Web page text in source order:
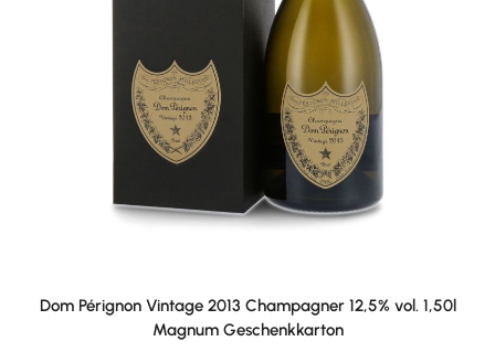
Dom Pérignon Vintage 2013 Champagner 12,5% vol. 1,50l
Magnum Geschenkkarton